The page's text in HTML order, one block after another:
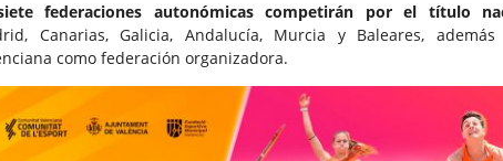
federaciones autonómicas competirán por el título
Canarias, Galicia, Andalucía, Murcia y Baleares,
como federación organizadora.